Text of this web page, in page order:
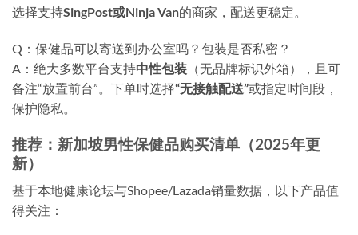
选择支持SingPost或Ninja Van的商家，配送更稳定。
Q：保健品可以寄送到办公室吗？包装是否私密？
A：绝大多数平台支持中性包装 （无品牌标识外箱），且可
备注“放置前台”。下单时选择“无接触配送”或指定时间段，
保护隐私。
推荐：新加坡男性保健品购买清单（2025年更
新）
基于本地健康论坛与Shopee/Lazada销量数据，以下产品值
得关注：